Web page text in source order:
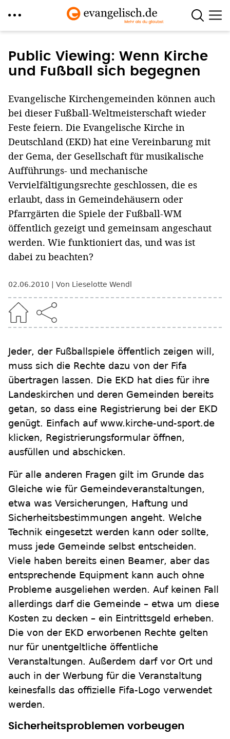
zum
Inhalt
Public Viewing: Wenn Kirche
und Fußball sich begegnen
Evangelische Kirchengemeinden können auch
bei dieser Fußball-Weltmeisterschaft wieder
Feste feiern. Die Evangelische Kirche in
Deutschland (EKD) hat eine Vereinbarung mit
der Gema, der Gesellschaft für musikalische
Aufführungs- und mechanische
Vervielfältigungsrechte geschlossen, die es
erlaubt, dass in Gemeindehäusern oder
Pfarrgärten die Spiele der Fußball-WM
öffentlich gezeigt und gemeinsam angeschaut
werden. Wie funktioniert das, und was ist
dabei zu beachten?
02.06.2010 Von Lieselotte Wendl
Jeder, der Fußballspiele öffentlich zeigen will,
muss sich die Rechte dazu von der Fifa
übertragen lassen. Die EKD hat dies für ihre
Landeskirchen und deren Gemeinden bereits
getan, so dass eine Registrierung bei der EKD
genügt. Einfach auf www.kirche-und-sport.de
klicken, Registrierungsformular öffnen,
ausfüllen und abschicken.
Für alle anderen Fragen gilt im Grunde das
Gleiche wie für Gemeindeveranstaltungen,
etwa was Versicherungen, Haftung und
Sicherheitsbestimmungen angeht. Welche
Technik eingesetzt werden kann oder sollte,
muss jede Gemeinde selbst entscheiden.
Viele haben bereits einen Beamer, aber das
entsprechende Equipment kann auch ohne
Probleme ausgeliehen werden. Auf keinen Fall
allerdings darf die Gemeinde – etwa um diese
Kosten zu decken – ein Eintrittsgeld erheben.
Die von der EKD erworbenen Rechte gelten
nur für unentgeltliche öffentliche
Veranstaltungen. Außerdem darf vor Ort und
auch in der Werbung für die Veranstaltung
keinesfalls das offizielle Fifa-Logo verwendet
werden.
Sicherheitsproblemen vorbeugen